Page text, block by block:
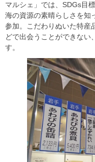
マルシェ」では、SDGs目
海の資源の素晴らしさを知
参加。こだわりぬいた特産
どで出会うことができない
す。